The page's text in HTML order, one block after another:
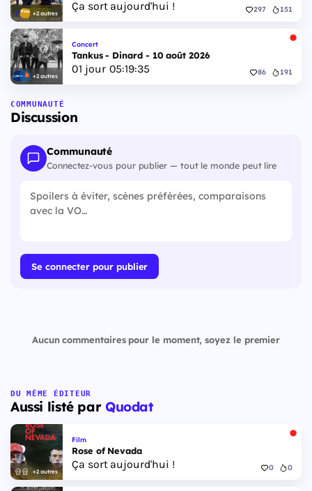
+2 autres
Ça sort aujourd'hui ! 297 151
+2 autres
Concert
Tankus - Dinard - 10 août 2026
01 jour 05:19:34 86 191
COMMUNAUTÉ
Discussion
Communauté
Connectez-vous pour publier — tout le monde peut lire
Se connecter pour publier
Aucun commentaires pour le moment, soyez le premier
DU MÊME ÉDITEUR
Aussi listé par Quodat
+2 autres
Film
Rose of Nevada
Ça sort aujourd'hui ! 0 0